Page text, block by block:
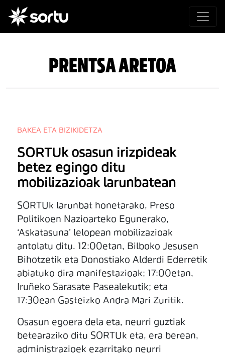
PRENTSA ARETOA
BAKEA ETA BIZIKIDETZA
SORTUk osasun irizpideak
betez egingo ditu
mobilizazioak larunbatean
SORTUk larunbat honetarako, Preso
Politikoen Nazioarteko Egunerako,
‘Askatasuna’ lelopean mobilizazioak
antolatu ditu. 12:00etan, Bilboko Jesusen
Bihotzetik eta Donostiako Alderdi Ederretik
abiatuko dira manifestazioak; 17:00etan,
Iruñeko Sarasate Pasealekutik; eta
17:30ean Gasteizko Andra Mari Zuritik.
Osasun egoera dela eta, neurri guztiak
betearaziko ditu SORTUk eta, era berean,
administrazioek ezarritako neurri